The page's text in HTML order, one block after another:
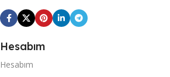
Hesabım
Hesabım